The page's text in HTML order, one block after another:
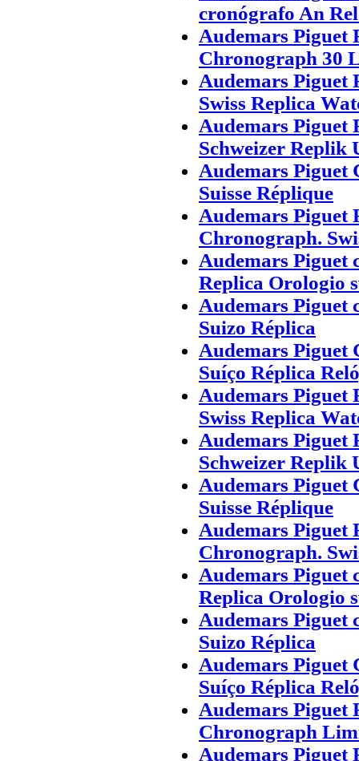
cronógrafo An
Audemars
Chronograph 30
Audemars Piguet
Swiss Replica
Audemars Piguet
Schweizer Replik
Audemars Piguet
Suisse Réplique
Audemars
Chronograph.
Audemars Piguet
Replica Orologio
Audemars Piguet
Suizo Réplica
Audemars Piguet
Suíço Réplica
Audemars Piguet
Swiss Replica
Audemars Piguet
Schweizer Replik
Audemars Piguet
Suisse Réplique
Audemars
Chronograph.
Audemars Piguet
Replica Orologio
Audemars Piguet
Suizo Réplica
Audemars Piguet
Suíço Réplica
Audemars Piguet
Chronograph
Audemars Piguet